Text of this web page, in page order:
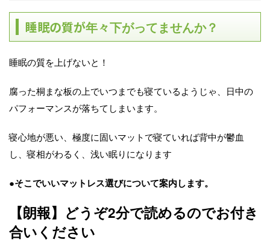
睡眠の質が年々下がってませんか？
睡眠の質を上げないと！
腐った桐まな板の上でいつまでも寝ているようじゃ、日中の
パフォーマンスが落ちてしまいます。
寝心地が悪い、極度に固いマットで寝ていれば背中が鬱血
し、寝相がわるく、浅い眠りになります
●そこでいいマットレス選びについて案内します。
【朗報】どうぞ2分で読めるのでお付き
合いください